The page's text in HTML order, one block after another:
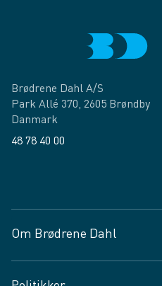
Brødrene Dahl A/S
Park Allé 370, 2605 Brøndby
Danmark
48 78 40 00
Om Brødrene Dahl